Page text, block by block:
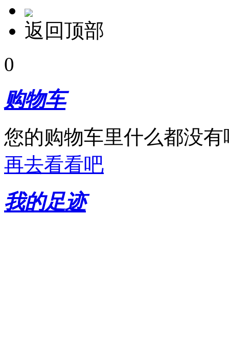
返回顶部
0
购物车
您的购物车里什么都没有
再去看看吧
我的足迹